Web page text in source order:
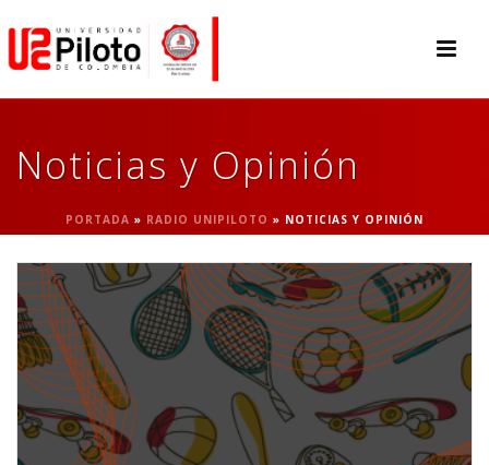
Noticias y Opinión
PORTADA » RADIO UNIPILOTO » NOTICIAS Y OPINIÓN